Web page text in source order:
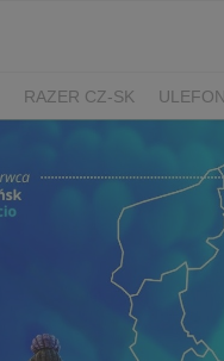
RAZER CZ-SK